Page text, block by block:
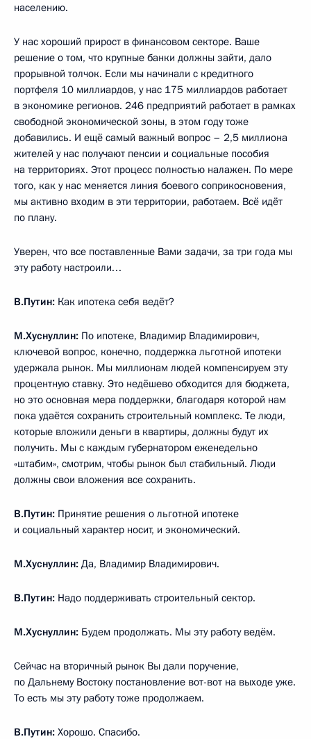
населению.
У нас хороший прирост в финансовом секторе. Ваше
решение о том, что крупные банки должны зайти, дало
прорывной толчок. Если мы начинали с кредитного
портфеля 10 миллиардов, у нас 175 миллиардов работает
в экономике регионов. 246 предприятий работает в рамках
свободной экономической зоны, в этом году тоже
добавились. И ещё самый важный вопрос – 2,5 миллиона
жителей у нас получают пенсии и социальные пособия
на территориях. Этот процесс полностью налажен. По мере
того, как у нас меняется линия боевого соприкосновения,
мы активно входим в эти территории, работаем. Всё идёт
по плану.
Уверен, что все поставленные Вами задачи, за три года мы
эту работу настроили…
В.Путин: Как ипотека себя ведёт?
М.Хуснуллин: По ипотеке, Владимир Владимирович,
ключевой вопрос, конечно, поддержка льготной ипотеки
удержала рынок. Мы миллионам людей компенсируем эту
процентную ставку. Это недёшево обходится для бюджета,
но это основная мера поддержки, благодаря которой нам
пока удаётся сохранить строительный комплекс. Те люди,
которые вложили деньги в квартиры, должны будут их
получить. Мы с каждым губернатором еженедельно
«штабим», смотрим, чтобы рынок был стабильный. Люди
должны свои вложения все сохранить.
В.Путин: Принятие решения о льготной ипотеке
и социальный характер носит, и экономический.
М.Хуснуллин: Да, Владимир Владимирович.
В.Путин: Надо поддерживать строительный сектор.
М.Хуснуллин: Будем продолжать. Мы эту работу ведём.
Сейчас на вторичный рынок Вы дали поручение,
по Дальнему Востоку постановление вот-вот на выходе уже.
То есть мы эту работу тоже продолжаем.
В.Путин: Хорошо. Спасибо.